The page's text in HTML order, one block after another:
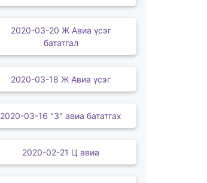
2020-03-20 Ж Авиа үсэг
бататгал
2020-03-18 Ж Авиа үсэг
2020-03-16 "З" авиа бататгах
2020-02-21 Ц авиа